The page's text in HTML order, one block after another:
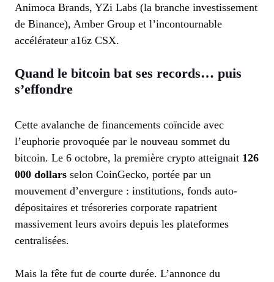
Animoca Brands, YZi Labs (la branche investissement
de Binance), Amber Group et l’incontournable
accélérateur a16z CSX.
Quand le bitcoin bat ses records… puis
s’effondre
Cette avalanche de financements coïncide avec
l’euphorie provoquée par le nouveau sommet du
bitcoin. Le 6 octobre, la première crypto atteignait 126
000 dollars selon CoinGecko, portée par un
mouvement d’envergure : institutions, fonds auto-
dépositaires et trésoreries corporate rapatrient
massivement leurs avoirs depuis les plateformes
centralisées.
Mais la fête fut de courte durée. L’annonce du